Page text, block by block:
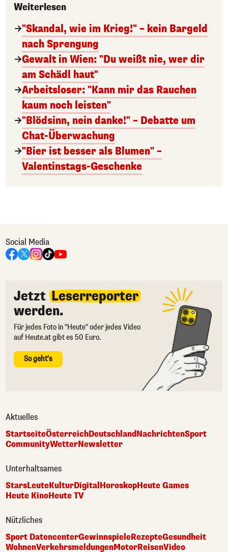
Weiterlesen
"Skandal, wie im Krieg!" – kein Bargeld
nach Sprengung
Gewalt in Wien: "Du weißt nie, wer dir
am Schädl haut"
Arbeitsloser: "Kann mir das Rauchen
kaum noch leisten"
"Blödsinn, nein danke!" – Debatte um
Chat-Überwachung
"Bier ist besser als Blumen" –
Valentinstags-Geschenke
Social Media
Jetzt Leserreporter
werden.
Für jedes Foto in "Heute" oder jedes Video
auf Heute.at gibt es 50 Euro.
So geht's
Aktuelles
StartseiteÖsterreichDeutschlandNachrichtenSport
CommunityWetterNewsletter
Unterhaltsames
StarsLeuteKulturDigitalHoroskopHeute Games
Heute KinoHeute TV
Nützliches
Sport DatencenterGewinnspieleRezepteGesundheit
WohnenVerkehrsmeldungenMotorReisenVideo